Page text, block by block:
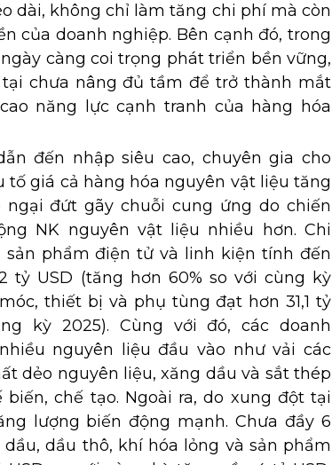
dài, không chỉ làm tăng chi phí mà còn
của doanh nghiệp. Bên cạnh đó, trong
càng coi trọng phát triển bền vững,
chưa nâng đủ tầm để trở thành mắt
năng lực cạnh tranh của hàng hóa
đến nhập siêu cao, chuyên gia cho
tố giá cả hàng hóa nguyên vật liệu tăng
đứt gãy chuỗi cung ứng do chiến
NK nguyên vật liệu nhiều hơn. Chi
phẩm điện tử và linh kiện tính đến
tỷ USD (tăng hơn 60% so với cùng kỳ
thiết bị và phụ tùng đạt hơn 31,1 tỷ
kỳ 2025). Cùng với đó, các doanh
nguyên liệu đầu vào như vải các
dẻo nguyên liệu, xăng dầu và sắt thép
chế tạo. Ngoài ra, do xung đột tại
lượng biến động mạnh. Chưa đầy 6
dầu thô, khí hóa lỏng và sản phẩm